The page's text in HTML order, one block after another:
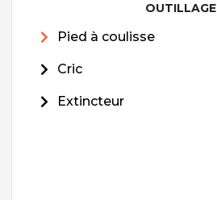
OUTILLAGE
Pied à coulisse
Cric
Extincteur